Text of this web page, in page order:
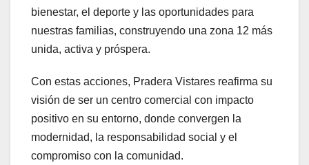
bienestar, el deporte y las oportunidades para
nuestras familias, construyendo una zona 12 más
unida, activa y próspera.
Con estas acciones, Pradera Vistares reafirma su
visión de ser un centro comercial con impacto
positivo en su entorno, donde convergen la
modernidad, la responsabilidad social y el
compromiso con la comunidad.